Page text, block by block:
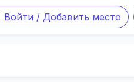
Войти / Добавить место